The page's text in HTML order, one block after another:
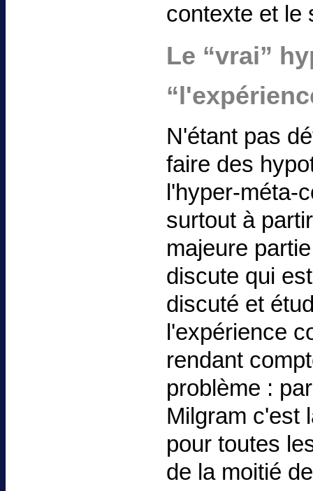
contexte et le
Le “vrai”
N'étant pas
faire des
l'hyper-méta-
surtout à
majeure
discute qui
discuté et
l'expérience
rendant
problème :
Milgram c'est
pour toutes
de la moitié